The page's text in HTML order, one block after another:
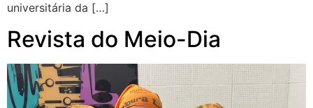
universitária da […]
Revista do Meio-Dia